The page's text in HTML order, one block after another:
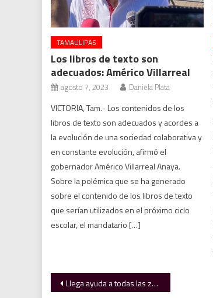
TAMAULIPAS
Los libros de texto son
adecuados: Américo Villarreal
agosto 7, 2023 Daniela Plata
VICTORIA, Tam.- Los contenidos de los
libros de texto son adecuados y acordes a
la evolución de una sociedad colaborativa y
en constante evolución, afirmó el
gobernador Américo Villarreal Anaya.
Sobre la polémica que se ha generado
sobre el contenido de los libros de texto
que serían utilizados en el próximo ciclo
escolar, el mandatario […]
Navegación
Llega ayuda a todas las zonas afectadas por lluvias en cinco estados